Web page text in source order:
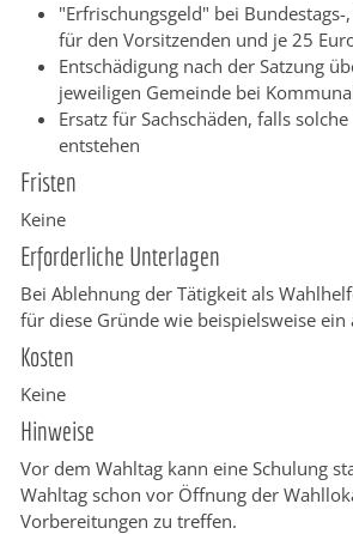
"Erfrischungsgeld" bei
für den Vorsitzenden und je 25
Entschädigung nach der Satzung
jeweiligen Gemeinde bei
Ersatz für Sachschäden, falls
entstehen
Fristen
Keine
Erforderliche Unterlagen
Bei Ablehnung der Tätigkeit als
für diese Gründe wie beispielsweise ein
Kosten
Keine
Hinweise
Vor dem Wahltag kann eine Schulung
Wahltag schon vor Öffnung der
Vorbereitungen zu treffen.